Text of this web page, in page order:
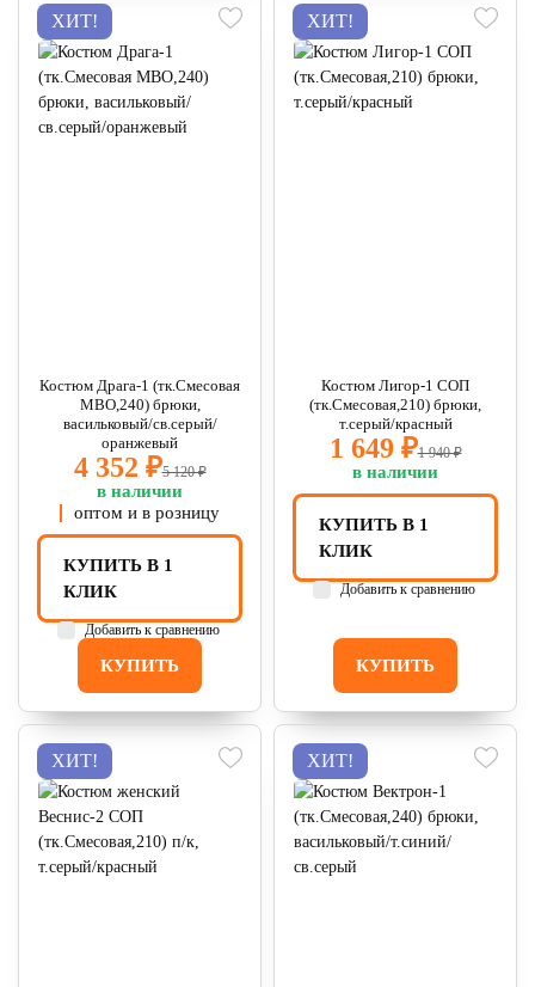
ХИТ!
Костюм Драга-1 (тк.Смесовая
МВО,240) брюки,
васильковый/св.серый/
оранжевый
4 352 ₽5 120 ₽
в наличии
оптом и в розницу
КУПИТЬ
КУПИТЬ В 1
КЛИК
Добавить к сравнению
ХИТ!
Костюм Лигор-1 СОП
(тк.Смесовая,210) брюки,
т.серый/красный
1 649 ₽1 940 ₽
в наличии
КУПИТЬ
КУПИТЬ В 1
КЛИК
Добавить к сравнению
ХИТ! ХИТ!